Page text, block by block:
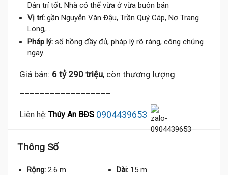
Dân trí tốt. Nhà có thể vừa ở vừa buôn bán
Vị trí: gần Nguyễn Văn Đậu, Trần Quý Cáp, Nơ Trang
Long,...
Pháp lý: sổ hồng đầy đủ, pháp lý rõ ràng, công chứng
ngay.
Giá bán: 6 tỷ 290 triệu, còn thương lượng
Liên hệ: Thúy An BĐS 0904439653
Thông Số
Rộng: 2.6 m Dài: 15 m